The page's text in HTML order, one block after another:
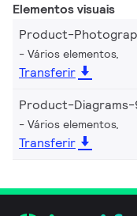
Elementos visuais
Product-
Vários elementos,
Transferir
Product-Diagrams-
Vários elementos,
Transferir